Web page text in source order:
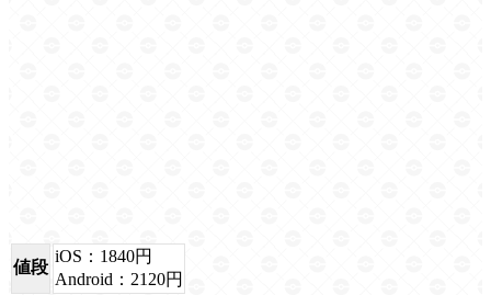
値段
iOS：1840円
Android：2120円